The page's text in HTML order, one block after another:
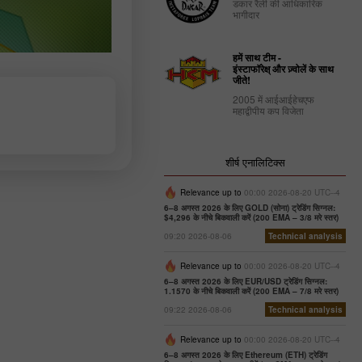
डकार रैली की आधिकारिक
भागीदार
हमें साथ टीम -
इंस्टाफॉरेक्ष् और ज़्वोलें के साथ
जीते!
2005 में आईआईहेचएफ
महाद्वीपीय कप विजेता
शीर्ष एनालिटिक्स
Relevance up to 00:00 2026-08-20 UTC--4
6–8 अगस्त 2026 के लिए GOLD (सोना) ट्रेडिंग सिग्नल:
$4,296 के नीचे बिकवाली करें (200 EMA – 3/8 मरे स्तर)
09:20 2026-08-06
Technical analysis
Relevance up to 00:00 2026-08-20 UTC--4
6–8 अगस्त 2026 के लिए EUR/USD ट्रेडिंग सिग्नल:
1.1570 के नीचे बिकवाली करें (200 EMA – 7/8 मरे स्तर)
09:22 2026-08-06
Technical analysis
Relevance up to 00:00 2026-08-20 UTC--4
6–8 अगस्त 2026 के लिए Ethereum (ETH) ट्रेडिंग